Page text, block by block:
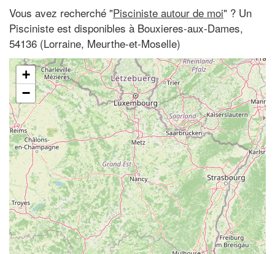
Vous avez recherché "Pisciniste autour de moi" ? Un
Pisciniste est disponibles à Bouxieres-aux-Dames,
54136 (Lorraine, Meurthe-et-Moselle)
+
−